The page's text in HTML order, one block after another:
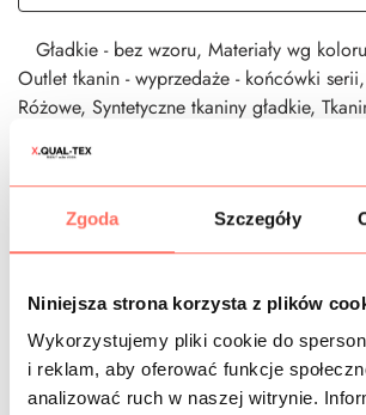
Zgoda Szczegóły
Niniejsza strona korzysta z plików
Wykorzystujemy pliki cookie do
i reklam, aby oferować funkcje
analizować ruch w naszej witrynie.
Gładkie - bez wzoru, Materiały wg koloru
Outlet tkanin - wyprzedaże - końcówki serii,
Różowe, Syntetyczne tkaniny gładkie,
OPIS